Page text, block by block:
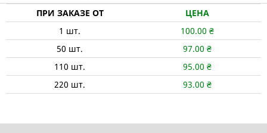
ПРИ ЗАКАЗЕ ОТ
ЦЕНА
1 шт. 100.00 ₴
50 шт. 97.00 ₴
110 шт. 95.00 ₴
220 шт. 93.00 ₴